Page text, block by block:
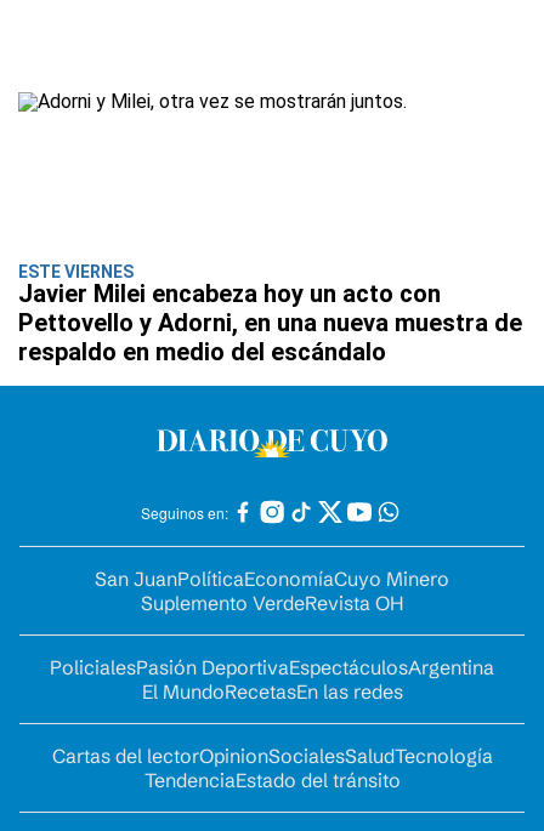
ESTE VIERNES
Javier Milei encabeza hoy un acto con
Pettovello y Adorni, en una nueva muestra de
respaldo en medio del escándalo
Seguinos en:
San JuanPolíticaEconomíaCuyo Minero
Suplemento VerdeRevista OH
PolicialesPasión DeportivaEspectáculosArgentina
El MundoRecetasEn las redes
Cartas del lectorOpinionSocialesSaludTecnología
TendenciaEstado del tránsito